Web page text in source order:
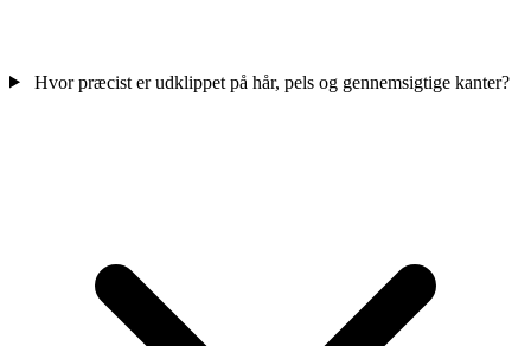
Hvor præcist er udklippet på hår, pels og gennemsigtige kanter?